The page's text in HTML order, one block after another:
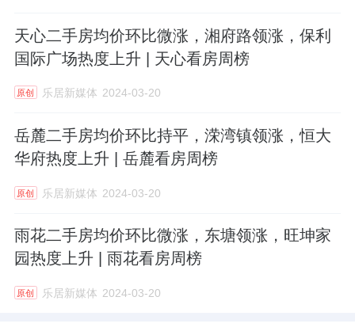
天心二手房均价环比微涨，湘府路领涨，保利
国际广场热度上升 | 天心看房周榜
原创 乐居新媒体 2024-03-20
岳麓二手房均价环比持平，溁湾镇领涨，恒大
华府热度上升 | 岳麓看房周榜
原创 乐居新媒体 2024-03-20
雨花二手房均价环比微涨，东塘领涨，旺坤家
园热度上升 | 雨花看房周榜
原创 乐居新媒体 2024-03-20